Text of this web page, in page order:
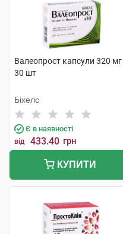
Валеопрост капсули 320 мг
30 шт
Біхелс
Є в наявності
від 433.40 грн
КУПИТИ